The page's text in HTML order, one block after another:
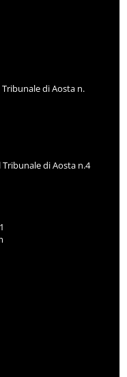
di Aosta n.
di Aosta n.4